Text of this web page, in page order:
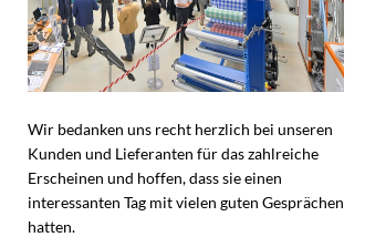
Wir bedanken uns recht herzlich bei unseren
Kunden und Lieferanten für das zahlreiche
Erscheinen und hoffen, dass sie einen
interessanten Tag mit vielen guten Gesprächen
hatten.